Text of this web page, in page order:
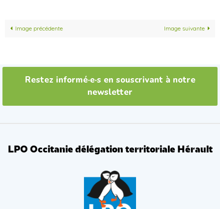
Image précédente Image suivante
Restez informé·e·s en souscrivant à notre
newsletter
LPO Occitanie délégation territoriale Hérault